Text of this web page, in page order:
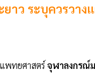
าว ระบุควรวา
พทยศาสตร์ จุฬาลงกรณ์